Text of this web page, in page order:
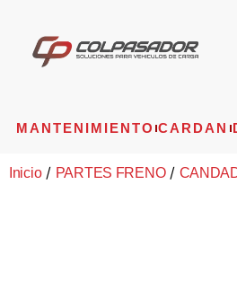
MANTENIMIENTO CARDAN
Inicio/ PARTES FRENO/